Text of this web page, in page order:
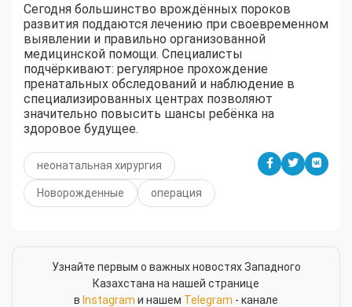
Сегодня большинство врождённых пороков
развития поддаются лечению при своевременном
выявлении и правильно организованной
медицинской помощи. Специалисты
подчёркивают: регулярное прохождение
пренатальных обследований и наблюдение в
специализированных центрах позволяют
значительно повысить шансы ребёнка на
здоровое будущее.
неонатальная хирургия
Новорожденные операция
Узнайте первым о важных новостях Западного
Казахстана на нашей странице
в Instagram и нашем Telegram - канале